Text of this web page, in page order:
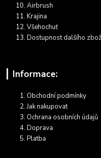
Airbrush
Krajina
Všehochuť
Dostupnost dalšího
Informace:
Obchodní podmínky
Jak nakupovat
Ochrana osobních údajů
Doprava
Platba